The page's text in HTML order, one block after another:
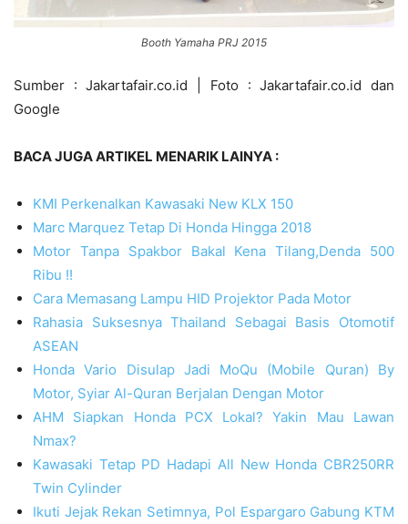
Booth Yamaha PRJ 2015
Sumber : Jakartafair.co.id | Foto : Jakartafair.co.id dan
Google
BACA JUGA ARTIKEL MENARIK LAINYA :
KMI Perkenalkan Kawasaki New KLX 150
Marc Marquez Tetap Di Honda Hingga 2018
Motor Tanpa Spakbor Bakal Kena Tilang,Denda 500
Ribu !!
Cara Memasang Lampu HID Projektor Pada Motor
Rahasia Suksesnya Thailand Sebagai Basis Otomotif
ASEAN
Honda Vario Disulap Jadi MoQu (Mobile Quran) By
Motor, Syiar Al-Quran Berjalan Dengan Motor
AHM Siapkan Honda PCX Lokal? Yakin Mau Lawan
Nmax?
Kawasaki Tetap PD Hadapi All New Honda CBR250RR
Twin Cylinder
Ikuti Jejak Rekan Setimnya, Pol Espargaro Gabung KTM